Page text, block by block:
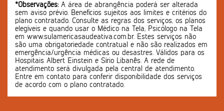
*Observações:A área de abrangência poderá ser alterada
sem aviso prévio. Benefícios sujeitos aos limites e critérios do
plano contratado. Consulte as regras dos serviços, os planos
elegíveis e quando usar o Médico na Tela, Psicólogo na Tela
em www.sulamericasaudeativa.com.br. Estes serviços não
são uma obrigatoriedade contratual e não são realizados em
emergência/urgência médicas ou desastres. Válidos para os
Hospitais Albert Einstein e Sírio Libanês. A rede de
atendimento será divulgada pela central de atendimento.
Entre em contato para conferir disponibilidade dos serviços
de acordo com o plano contratado.